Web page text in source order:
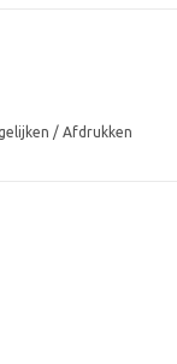
/ Afdrukken